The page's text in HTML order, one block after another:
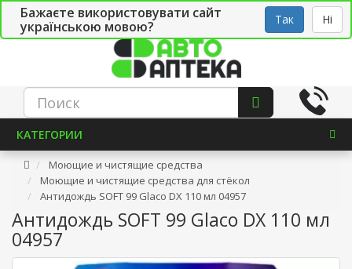
Бажаєте використовувати сайт
українською мовою?
Так Ні
СТО Укр
КАТЕГОРИИ
Моющие и чистящие средства
Моющие и чистящие средства для стёкол
Антидождь SOFT 99 Glaco DX 110 мл 04957
Антидождь SOFT 99 Glaco DX 110 мл
04957